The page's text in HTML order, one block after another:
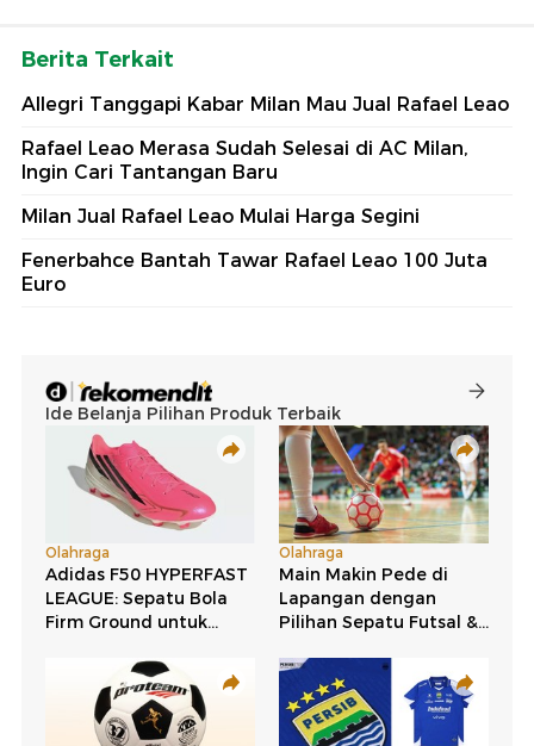
Berita Terkait
Allegri Tanggapi Kabar Milan Mau Jual Rafael Leao
Rafael Leao Merasa Sudah Selesai di AC Milan,
Ingin Cari Tantangan Baru
Milan Jual Rafael Leao Mulai Harga Segini
Fenerbahce Bantah Tawar Rafael Leao 100 Juta
Euro